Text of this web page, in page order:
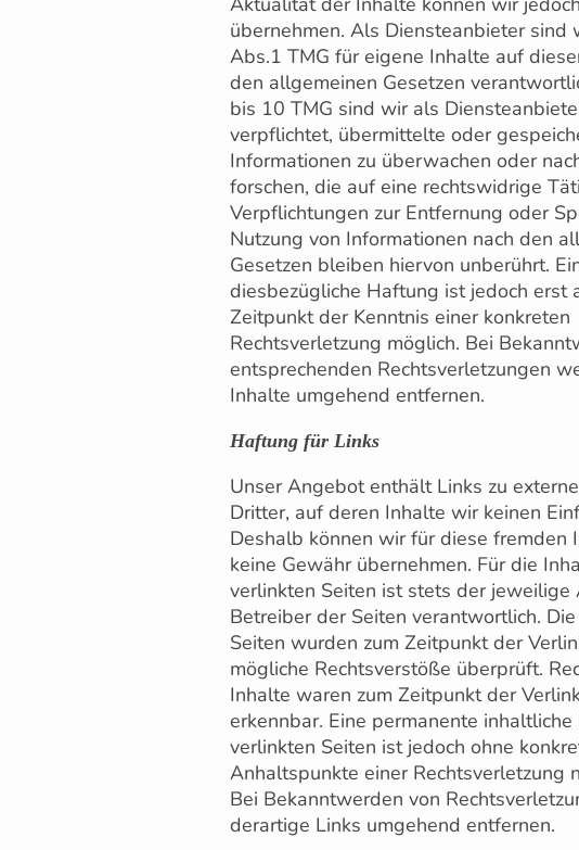
übernehmen. Als Diensteanbieter sind
Abs.1 TMG für eigene Inhalte auf
den allgemeinen Gesetzen
bis 10 TMG sind wir als
verpflichtet, übermittelte oder
Informationen zu überwachen oder
forschen, die auf eine rechtswidrige
Verpflichtungen zur Entfernung oder
Nutzung von Informationen nach den
Gesetzen bleiben hiervon unberührt.
diesbezügliche Haftung ist jedoch erst
Zeitpunkt der Kenntnis einer konkreten
Rechtsverletzung möglich. Bei
entsprechenden Rechtsverletzungen
Inhalte umgehend entfernen.
Haftung für Links
Unser Angebot enthält Links zu
Dritter, auf deren Inhalte wir keinen
Deshalb können wir für diese fremden
keine Gewähr übernehmen. Für die
verlinkten Seiten ist stets der jeweilige
Betreiber der Seiten verantwortlich.
Seiten wurden zum Zeitpunkt der
mögliche Rechtsverstöße überprüft.
Inhalte waren zum Zeitpunkt der
erkennbar. Eine permanente
verlinkten Seiten ist jedoch ohne
Anhaltspunkte einer Rechtsverletzung
Bei Bekanntwerden von
derartige Links umgehend entfernen.